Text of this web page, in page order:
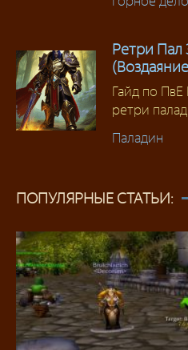
Ретри Пал
Гайд по
ретри
Паладин
ПОПУЛЯРНЫЕ СТАТЬИ: